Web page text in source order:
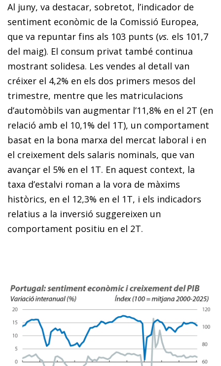
Al juny, va destacar, sobretot, l’indicador de
sentiment econòmic de la Comissió Europea,
que va repuntar fins als 103 punts (vs. els 101,7
del maig). El consum privat també continua
mostrant solidesa. Les vendes al detall van
créixer el 4,2% en els dos primers mesos del
trimestre, mentre que les matriculacions
d’automòbils van augmentar l’11,8% en el 2T (en
relació amb el 10,1% del 1T), un comportament
basat en la bona marxa del mercat laboral i en
el creixement dels salaris nominals, que van
avançar el 5% en el 1T. En aquest context, la
taxa d’estalvi roman a la vora de màxims
històrics, en el 12,3% en el 1T, i els indicadors
relatius a la inversió suggereixen un
comportament positiu en el 2T.